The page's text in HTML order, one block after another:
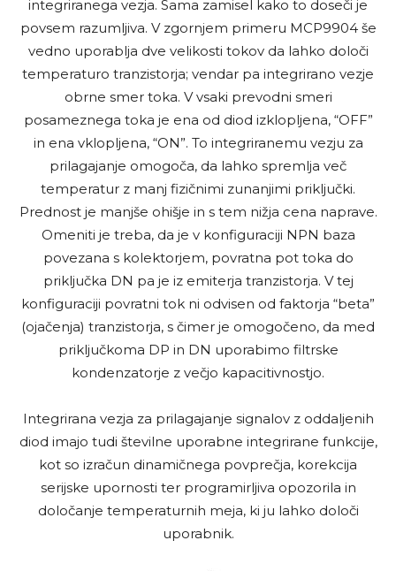
integriranega vezja. Sama zamisel kako to doseči je
povsem razumljiva. V zgornjem primeru MCP9904 še
vedno uporablja dve velikosti tokov da lahko določi
temperaturo tranzistorja; vendar pa integrirano vezje
obrne smer toka. V vsaki prevodni smeri
posameznega toka je ena od diod izklopljena, “OFF”
in ena vklopljena, “ON”. To integriranemu vezju za
prilagajanje omogoča, da lahko spremlja več
temperatur z manj fizičnimi zunanjimi priključki.
Prednost je manjše ohišje in s tem nižja cena naprave.
Omeniti je treba, da je v konfiguraciji NPN baza
povezana s kolektorjem, povratna pot toka do
priključka DN pa je iz emiterja tranzistorja. V tej
konfiguraciji povratni tok ni odvisen od faktorja “beta”
(ojačenja) tranzistorja, s čimer je omogočeno, da med
priključkoma DP in DN uporabimo filtrske
kondenzatorje z večjo kapacitivnostjo.
Integrirana vezja za prilagajanje signalov z oddaljenih
diod imajo tudi številne uporabne integrirane funkcije,
kot so izračun dinamičnega povprečja, korekcija
serijske upornosti ter programirljiva opozorila in
določanje temperaturnih meja, ki ju lahko določi
uporabnik.